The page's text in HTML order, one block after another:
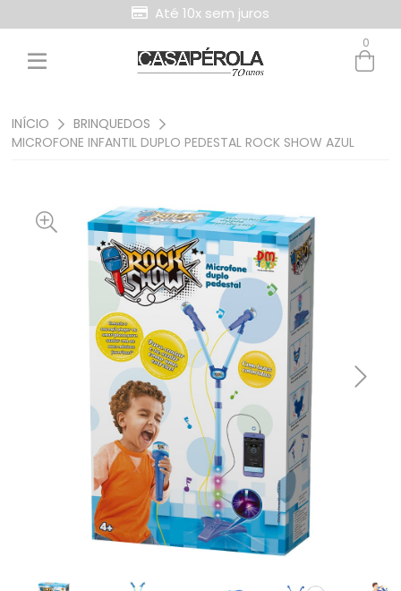
Entre com email ou cpf/cnpj
Até 10x sem juros
0
INÍCIO
BRINQUEDOS
MICROFONE INFANTIL DUPLO PEDESTAL ROCK SHOW AZUL